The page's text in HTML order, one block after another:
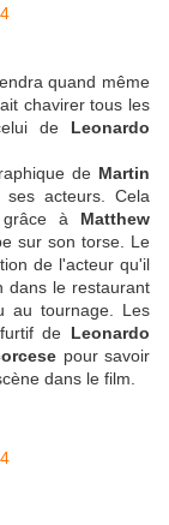
quand même
chavirer tous les
de Leonardo
de Martin
acteurs. Cela
à Matthew
sur son torse. Le
de l'acteur qu'il
dans le restaurant
au tournage. Les
de Leonardo
pour savoir
dans le film.